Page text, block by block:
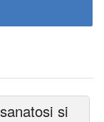
si